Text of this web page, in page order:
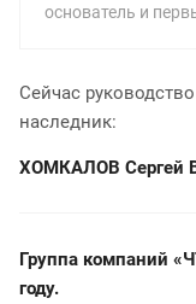
основатель и
Сейчас
наследник:
ХОМКАЛОВ Сергей
Группа компаний
году.